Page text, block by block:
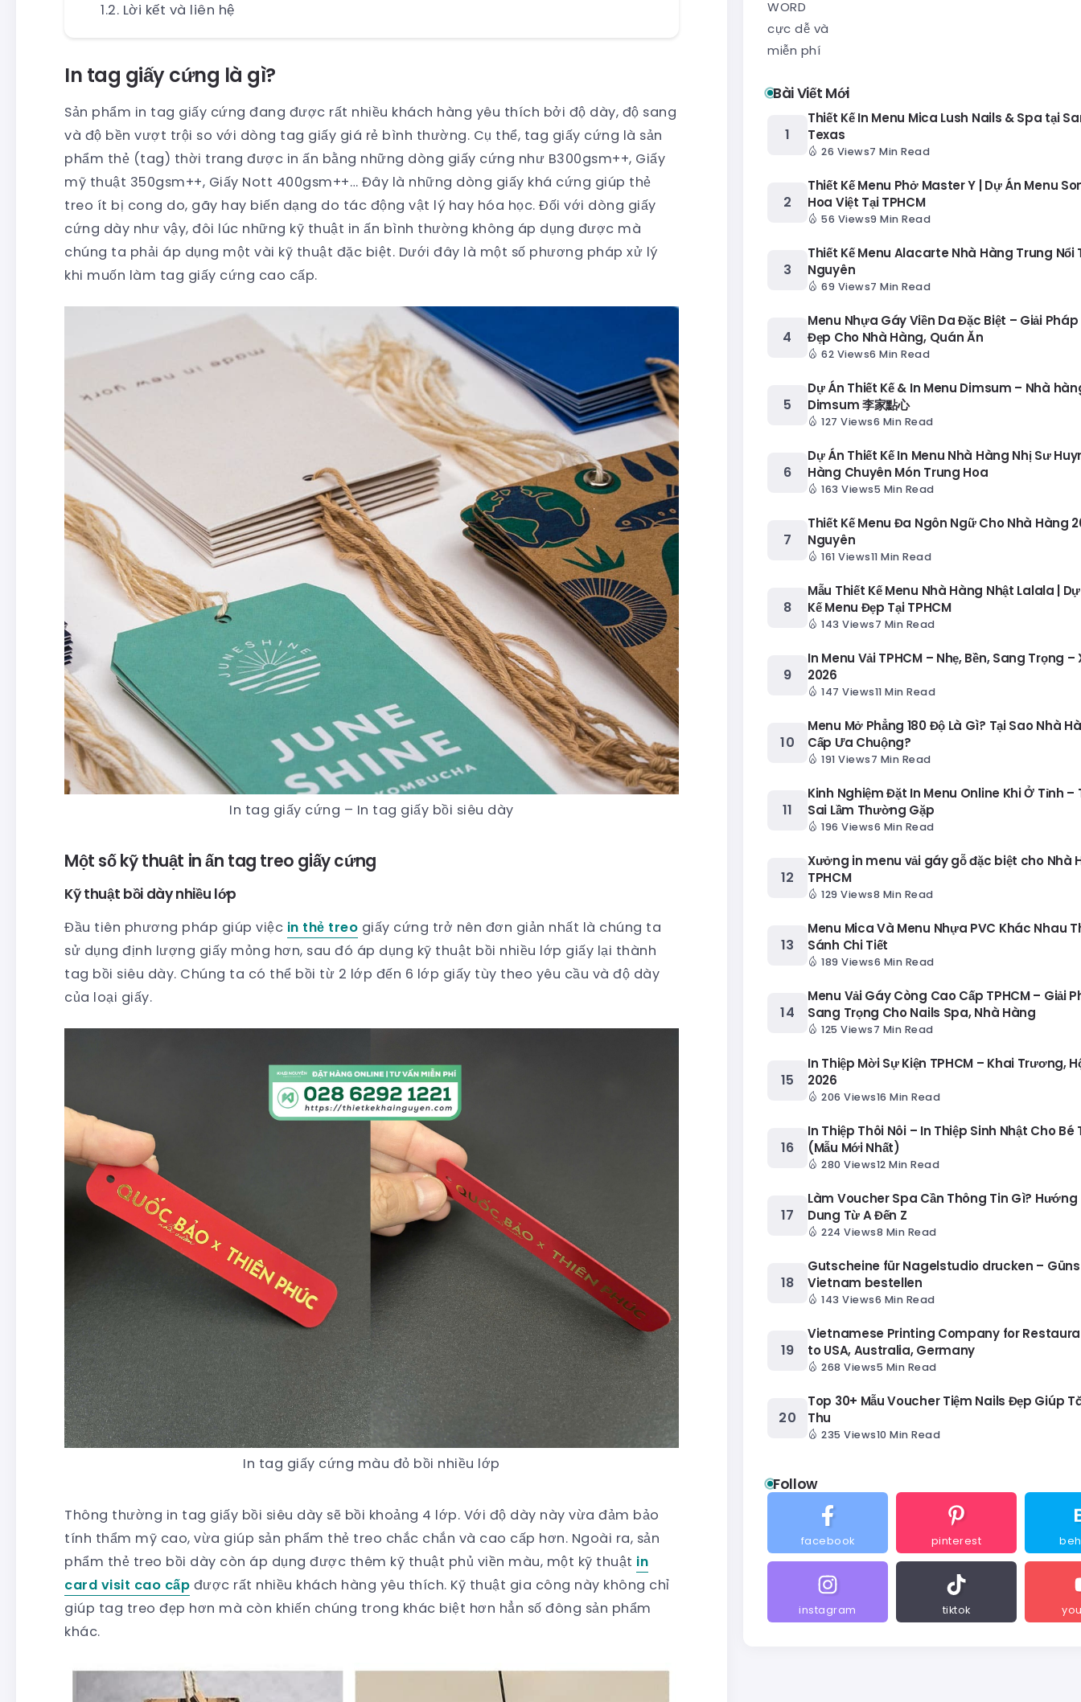
Lời kết và liên hệ
In tag giấy cứng là gì?
Sản phẩm in tag giấy cứng đang được rất nhiều khách hàng yêu thích bởi độ dày, độ sang
và độ bền vượt trội so với dòng tag giấy giá rẻ bình thường. Cụ thể, tag giấy cứng là sản
phẩm thẻ (tag) thời trang được in ấn bằng những dòng giấy cứng như B300gsm++, Giấy
mỹ thuật 350gsm++, Giấy Nott 400gsm++… Đây là những dòng giấy khá cứng giúp thẻ
treo ít bị cong do, gãy hay biến dạng do tác động vật lý hay hóa học. Đối với dòng giấy
cứng dày như vậy, đôi lúc những kỹ thuật in ấn bình thường không áp dụng được mà
chúng ta phải áp dụng một vài kỹ thuật đặc biệt. Dưới đây là một số phương pháp xử lý
khi muốn làm tag giấy cứng cao cấp.
In tag giấy cứng – In tag giấy bồi siêu dày
Một số kỹ thuật in ấn tag treo giấy cứng
Kỹ thuật bồi dày nhiều lớp
Đầu tiên phương pháp giúp việc in thẻ treo giấy cứng trở nên đơn giản nhất là chúng ta
sử dụng định lượng giấy mỏng hơn, sau đó áp dụng kỹ thuật bồi nhiều lớp giấy lại thành
tag bồi siêu dày. Chúng ta có thể bồi từ 2 lớp đến 6 lớp giấy tùy theo yêu cầu và độ dày
của loại giấy.
In tag giấy cứng màu đỏ bồi nhiều lớp
Thông thường in tag giấy bồi siêu dày sẽ bồi khoảng 4 lớp. Với độ dày này vừa đảm bảo
tính thẩm mỹ cao, vừa giúp sản phẩm thẻ treo chắc chắn và cao cấp hơn. Ngoài ra, sản
phẩm thẻ treo bồi dày còn áp dụng được thêm kỹ thuật phủ viền màu, một kỹ thuật in
card visit cao cấp được rất nhiều khách hàng yêu thích. Kỹ thuật gia công này không chỉ
giúp tag treo đẹp hơn mà còn khiến chúng trong khác biệt hơn hẳn số đông sản phẩm
khác.
Bài Viết Mới
Thiết Kế In Menu Mica Lush Nails & Spa tại
Texas
26 Views7 Min Read
Thiết Kế Menu Phở Master Y | Dự Án Menu
Hoa Việt Tại TPHCM
56 Views9 Min Read
Thiết Kế Menu Alacarte Nhà Hàng Trung Nổi
Nguyên
69 Views7 Min Read
Menu Nhựa Gáy Viền Da Đặc Biệt – Giải Pháp
Đẹp Cho Nhà Hàng, Quán Ăn
62 Views6 Min Read
Dự Án Thiết Kế & In Menu Dimsum – Nhà
Dimsum 李家點心
127 Views6 Min Read
Dự Án Thiết Kế In Menu Nhà Hàng Nhị Sư
Hàng Chuyên Món Trung Hoa
163 Views5 Min Read
Thiết Kế Menu Đa Ngôn Ngữ Cho Nhà Hàng
Nguyên
161 Views11 Min Read
Mẫu Thiết Kế Menu Nhà Hàng Nhật Lalala |
Kế Menu Đẹp Tại TPHCM
143 Views7 Min Read
In Menu Vải TPHCM – Nhẹ, Bền, Sang Trọng
2026
147 Views11 Min Read
Menu Mở Phẳng 180 Độ Là Gì? Tại Sao Nhà
Cấp Ưa Chuộng?
191 Views7 Min Read
Kinh Nghiệm Đặt In Menu Online Khi Ở Tỉnh –
Sai Lầm Thường Gặp
196 Views6 Min Read
Xưởng in menu vải gáy gỗ đặc biệt cho Nhà
TPHCM
129 Views8 Min Read
Menu Mica Và Menu Nhựa PVC Khác Nhau
Sánh Chi Tiết
189 Views6 Min Read
Menu Vải Gáy Còng Cao Cấp TPHCM – Giải
Sang Trọng Cho Nails Spa, Nhà Hàng
125 Views7 Min Read
In Thiệp Mời Sự Kiện TPHCM – Khai Trương,
2026
206 Views16 Min Read
In Thiệp Thôi Nôi – In Thiệp Sinh Nhật Cho Bé
(Mẫu Mới Nhất)
280 Views12 Min Read
Làm Voucher Spa Cần Thông Tin Gì? Hướng
Dung Từ A Đến Z
224 Views8 Min Read
Gutscheine für Nagelstudio drucken –
Vietnam bestellen
143 Views6 Min Read
Vietnamese Printing Company for
to USA, Australia, Germany
268 Views5 Min Read
Top 30+ Mẫu Voucher Tiệm Nails Đẹp Giúp
Thu
235 Views10 Min Read
Follow
facebook pinterest
instagram tiktok